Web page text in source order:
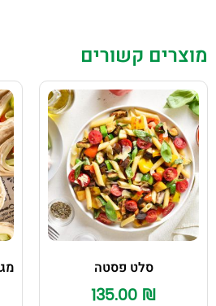
מוצרים קשורים
סלט פסטה
135.00 ₪